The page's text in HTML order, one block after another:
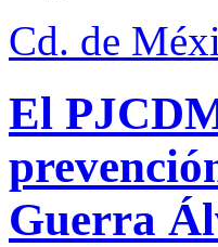
Cd. de
El
Guerra